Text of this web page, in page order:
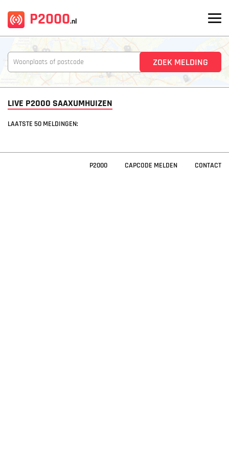
P2000.nl
LIVE P2000 SAAXUMHUIZEN
LAATSTE 50 MELDINGEN:
P2000 CAPCODE MELDEN CONTACT